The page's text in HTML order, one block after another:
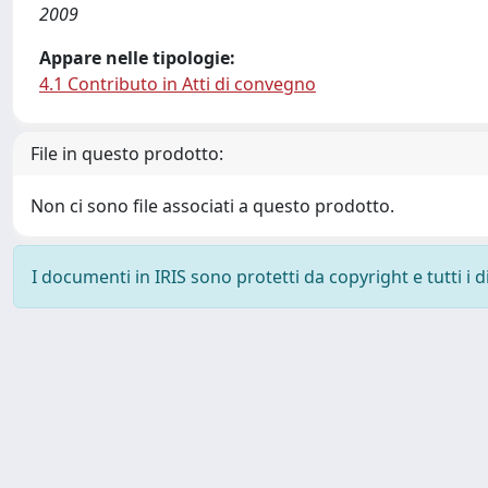
2009
Appare nelle tipologie:
4.1 Contributo in Atti di convegno
File in questo prodotto:
Non ci sono file associati a questo prodotto.
I documenti in IRIS sono protetti da copyright e tutti i